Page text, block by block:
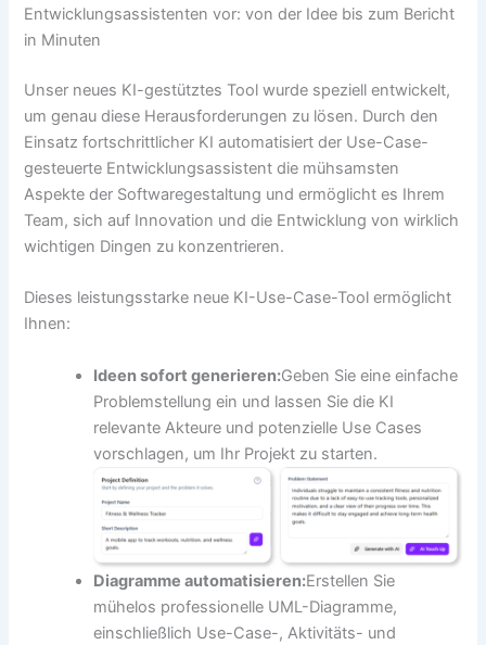
Entwicklungsassistenten vor: von der Idee bis zum Bericht
in Minuten
Unser neues KI-gestütztes Tool wurde speziell entwickelt,
um genau diese Herausforderungen zu lösen. Durch den
Einsatz fortschrittlicher KI automatisiert der Use-Case-
gesteuerte Entwicklungsassistent die mühsamsten
Aspekte der Softwaregestaltung und ermöglicht es Ihrem
Team, sich auf Innovation und die Entwicklung von wirklich
wichtigen Dingen zu konzentrieren.
Dieses leistungsstarke neue KI-Use-Case-Tool ermöglicht
Ihnen:
Ideen sofort generieren:Geben Sie eine einfache
Problemstellung ein und lassen Sie die KI
relevante Akteure und potenzielle Use Cases
vorschlagen, um Ihr Projekt zu starten.
Diagramme automatisieren:Erstellen Sie
mühelos professionelle UML-Diagramme,
einschließlich Use-Case-, Aktivitäts- und